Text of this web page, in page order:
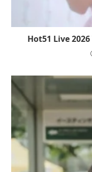
Hot51 Live